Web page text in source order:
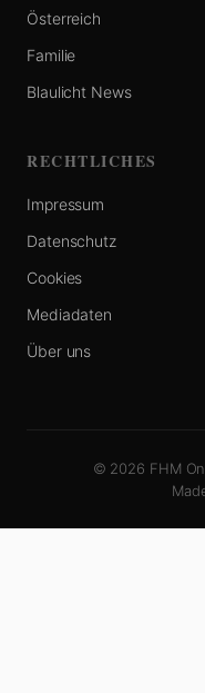
Österreich
Familie
Blaulicht News
RECHTLICHES
Impressum
Datenschutz
Cookies
Mediadaten
Über uns
© 2026 FHM